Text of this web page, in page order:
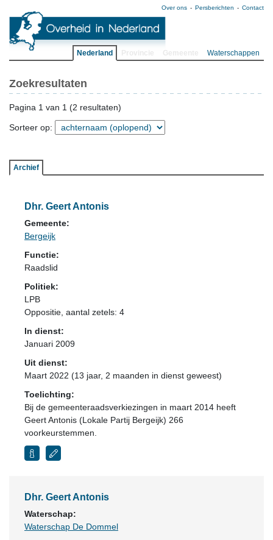
Over ons Persberichten Contact
Nederland Waterschappen
Zoekresultaten
Pagina 1 van 1 (2 resultaten)
Sorteer op:
Archief
Dhr. Geert Antonis
Gemeente:
Bergeijk
Functie:
Raadslid
Politiek:
LPB
Oppositie , aantal zetels: 4
In dienst:
Januari 2009
Uit dienst:
Maart 2022 (13 jaar, 2 maanden in dienst geweest)
Toelichting:
Bij de gemeenteraadsverkiezingen in maart 2014 heeft
Geert Antonis (Lokale Partij Bergeijk) 266
voorkeurstemmen.
Dhr. Geert Antonis
Waterschap:
Waterschap De Dommel